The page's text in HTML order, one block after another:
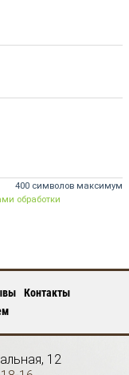
400 символов максимум
обработки
Контакты
12